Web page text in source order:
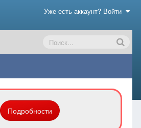
Уже есть аккаунт? Войти
Подробности